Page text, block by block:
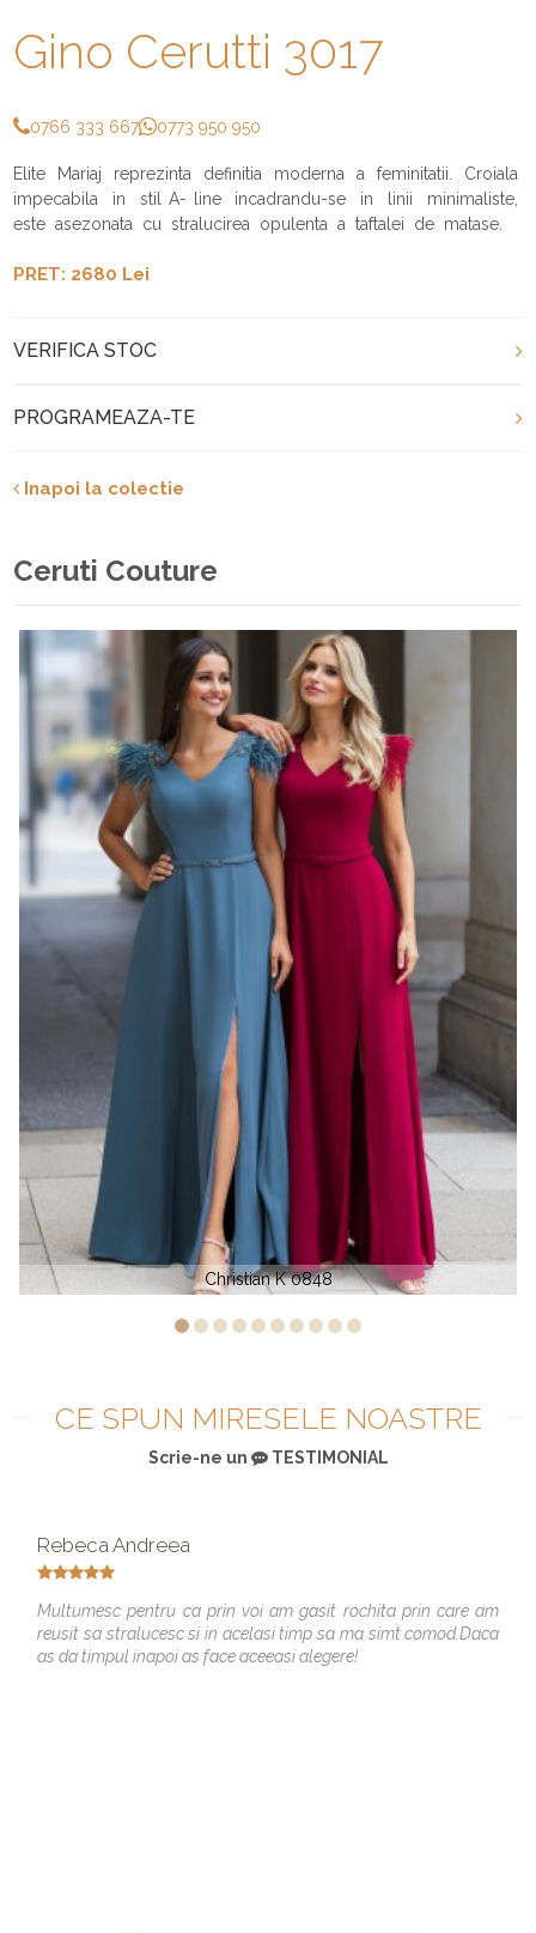
Gino Cerutti 3017
0766 333 667 0773 950 950
Elite Mariaj reprezinta definitia moderna a feminitatii. Croiala
impecabila in stil A- line incadrandu-se in linii minimaliste,
este asezonata cu stralucirea opulenta a taftalei de matase.
PRET: 2680 Lei
VERIFICA STOC
PROGRAMEAZA-TE
Inapoi la colectie
Ceruti Couture
K 0848
CE SPUN MIRESELE NOASTRE
Scrie-ne un TESTIMONIAL
Rebeca Andreea
Multumesc pentru ca prin voi am gasit rochita prin care am
reusit sa stralucesc si in acelasi timp sa ma simt comod.Daca
as da timpul inapoi as face aceeasi alegere!